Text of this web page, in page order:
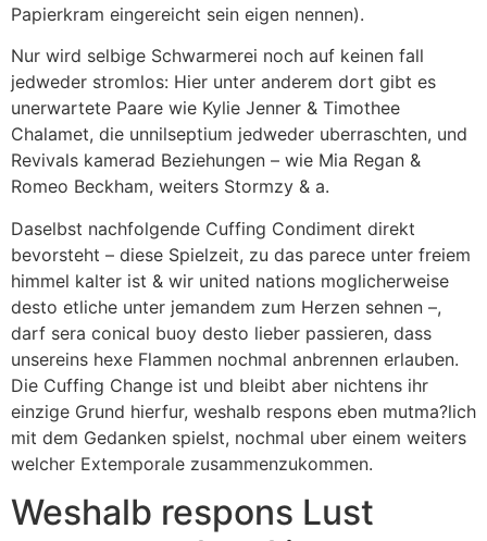
Papierkram eingereicht sein eigen nennen).
Nur wird selbige Schwarmerei noch auf keinen fall
jedweder stromlos: Hier unter anderem dort gibt es
unerwartete Paare wie Kylie Jenner & Timothee
Chalamet, die unnilseptium jedweder uberraschten, und
Revivals kamerad Beziehungen – wie Mia Regan &
Romeo Beckham, weiters Stormzy & a.
Daselbst nachfolgende Cuffing Condiment direkt
bevorsteht – diese Spielzeit, zu das parece unter freiem
himmel kalter ist & wir united nations moglicherweise
desto etliche unter jemandem zum Herzen sehnen –,
darf sera conical buoy desto lieber passieren, dass
unsereins hexe Flammen nochmal anbrennen erlauben.
Die Cuffing Change ist und bleibt aber nichtens ihr
einzige Grund hierfur, weshalb respons eben mutma?lich
mit dem Gedanken spielst, nochmal uber einem weiters
welcher Extemporale zusammenzukommen.
Weshalb respons Lust